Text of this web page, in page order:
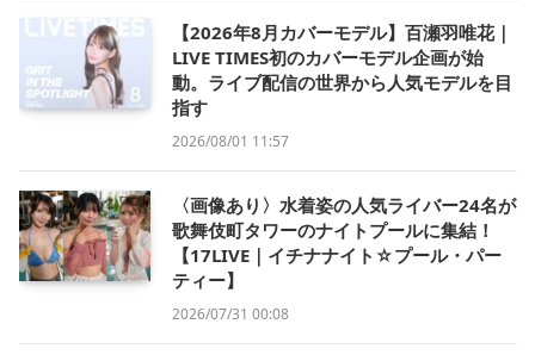
【2026年8月カバーモデル】百瀬羽唯花｜
LIVE TIMES初のカバーモデル企画が始
動。ライブ配信の世界から人気モデルを目
指す
2026/08/01 11:57
〈画像あり〉水着姿の人気ライバー24名が
歌舞伎町タワーのナイトプールに集結！
【17LIVE｜イチナナイト☆プール・パー
ティー】
2026/07/31 00:08